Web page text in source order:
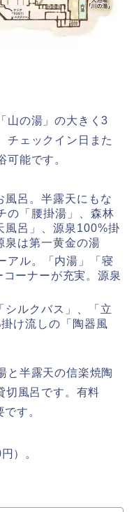
山の湯」の大きく3
チェックイン日また
可能です。
風呂。半露天にもな
の「腰掛湯」、森林
風呂」、源泉100%掛
泉は第一黄金の湯
アル。「内湯」「寝
ーナーが充実。源泉
シルクバス」、「立
け流しの「陶器風
と半露天の信楽焼陶
切風呂です。有料
す。
）。